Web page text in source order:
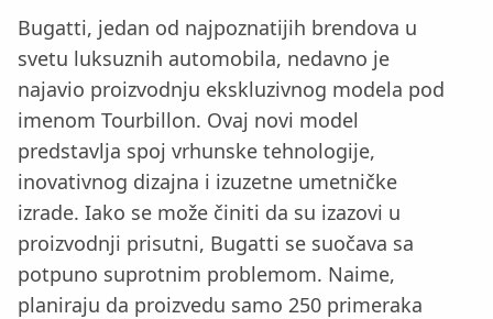
Bugatti, jedan od najpoznatijih brendova u
svetu luksuznih automobila, nedavno je
najavio proizvodnju ekskluzivnog modela pod
imenom Tourbillon. Ovaj novi model
predstavlja spoj vrhunske tehnologije,
inovativnog dizajna i izuzetne umetničke
izrade. Iako se može činiti da su izazovi u
proizvodnji prisutni, Bugatti se suočava sa
potpuno suprotnim problemom. Naime,
planiraju da proizvedu samo 250 primeraka